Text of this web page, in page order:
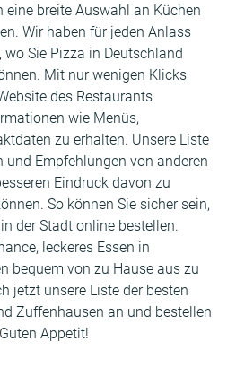
breite Auswahl an Küchen
Wir haben für jeden Anlass
Sie Pizza in Deutschland
Mit nur wenigen Klicks
des Restaurants
wie Menüs,
zu erhalten. Unsere Liste
Empfehlungen von anderen
Eindruck davon zu
So können Sie sicher sein,
der Stadt online bestellen.
leckeres Essen in
bequem von zu Hause aus zu
jetzt unsere Liste der besten
Zuffenhausen an und bestellen
Appetit!